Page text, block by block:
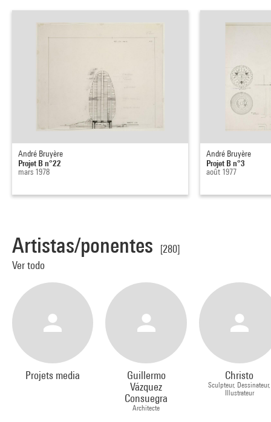
André Bruyère
Projet B n°22
mars 1978
André Bruyère
Projet B n°3
août 1977
Artistas/ponentes
[280]
Ver todo
Projets media
Guillermo
Vázquez
Consuegra
Architecte
Christo
Sculpteur, Dessinateur,
Illustrateur